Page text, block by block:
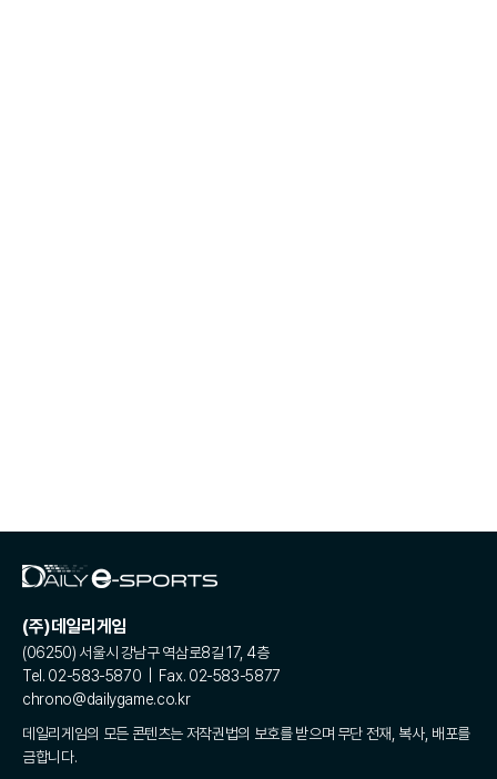
(주)데일리게임
(06250) 서울시 강남구 역삼로8길 17, 4층
Tel. 02-583-5870 | Fax. 02-583-5877
chrono@dailygame.co.kr
데일리게임의 모든 콘텐츠는 저작권법의 보호를 받으며 무단 전재, 복사, 배포를
금합니다.